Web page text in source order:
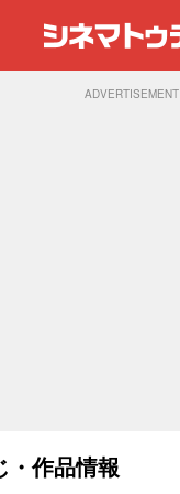
ADVERTISEMENT
・作品情報